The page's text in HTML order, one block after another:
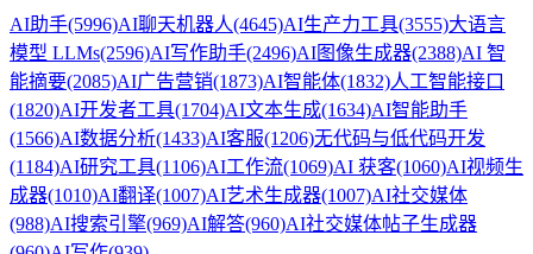
AI助手(5996)AI聊天机器人(4645)AI生产力工具(3555)大语言
模型 LLMs(2596)AI写作助手(2496)AI图像生成器(2388)AI 智
能摘要(2085)AI广告营销(1873)AI智能体(1832)人工智能接口
(1820)AI开发者工具(1704)AI文本生成(1634)AI智能助手
(1566)AI数据分析(1433)AI客服(1206)无代码与低代码开发
(1184)AI研究工具(1106)AI工作流(1069)AI 获客(1060)AI视频生
成器(1010)AI翻译(1007)AI艺术生成器(1007)AI社交媒体
(988)AI搜索引擎(969)AI解答(960)AI社交媒体帖子生成器